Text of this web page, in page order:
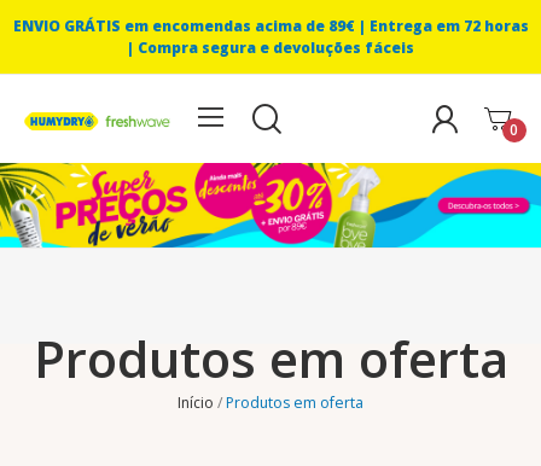
ENVIO GRÁTIS em encomendas acima de 89€ | Entrega em 72 horas
| Compra segura e devoluções fáceis
0
Produtos em oferta
Início Produtos em oferta